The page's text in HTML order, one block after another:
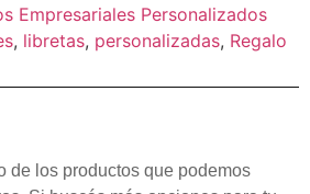
Empresariales Personalizados
, libretas, personalizadas, Regalo
de los productos que podemos